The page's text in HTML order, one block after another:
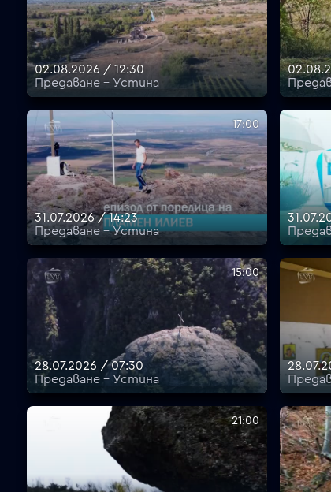
02.08.2026 / 12:30
Предаване - Устина
17:00
31.07.2026 / 14:23
Предаване - Устина
15:00
28.07.2026 / 07:30
Предаване - Устина
21:00